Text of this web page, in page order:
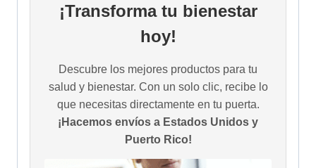
¡Transforma tu bienestar
hoy!
Descubre los mejores productos para tu
salud y bienestar. Con un solo clic, recibe lo
que necesitas directamente en tu puerta.
¡Hacemos envíos a Estados Unidos y
Puerto Rico!